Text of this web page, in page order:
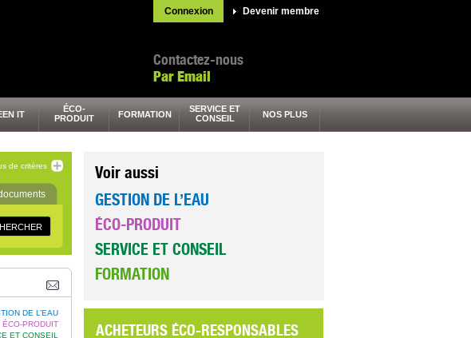
Connexion Devenir membre
Contactez-nous
Par Email
IT
ÉCO-
PRODUIT
FORMATION
SERVICE ET
CONSEIL
NOS PLUS
de critères
DE L’EAU
ÉCO-PRODUIT
ET CONSEIL
Voir aussi
GESTION DE L’EAU
ÉCO-PRODUIT
SERVICE ET CONSEIL
FORMATION
ACHETEURS ÉCO-RESPONSABLES